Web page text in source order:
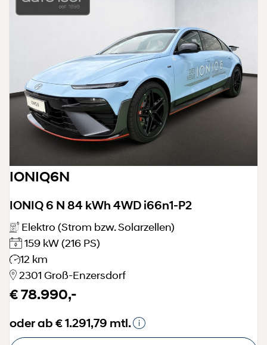
IONIQ6N
IONIQ 6 N 84 kWh 4WD i66n1-P2
Elektro (Strom bzw. Solarzellen)
159 kW(216 PS)
12 km
2301 Groß-Enzersdorf
€ 78.990,-
oder ab € 1.291,79 mtl.